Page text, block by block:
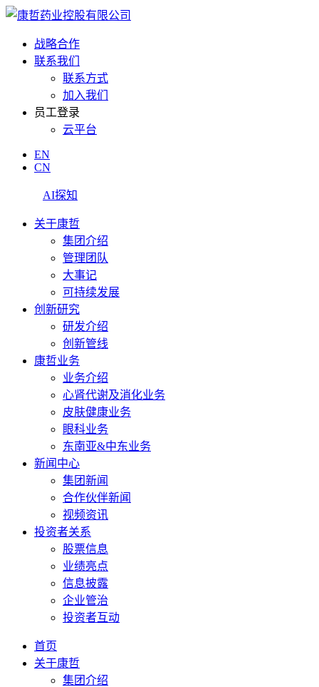
战略合作
联系我们
联系方式
加入我们
员工登录
云平台
EN
CN
AI探知
关于康哲
集团介绍
管理团队
大事记
可持续发展
创新研究
研发介绍
创新管线
康哲业务
业务介绍
心肾代谢及消化业务
皮肤健康业务
眼科业务
东南亚&中东业务
新闻中心
集团新闻
合作伙伴新闻
视频资讯
投资者关系
股票信息
业绩亮点
信息披露
企业管治
投资者互动
首页
关于康哲
集团介绍